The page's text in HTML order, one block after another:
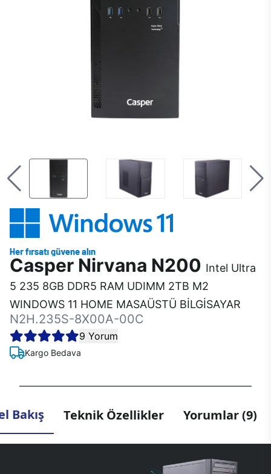
Casper Nirvana N200 Intel Ultra
5 235 8GB DDR5 RAM UDIMM 2TB M2
WINDOWS 11 HOME MASAÜSTÜ BİLGİSAYAR
N2H.235S-8X00A-00C
9 Yorum
Kargo Bedava
Bakış Teknik Özellikler Yorumlar (9)